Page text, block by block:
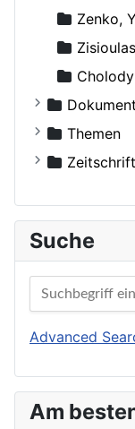
Zenko,
Russische
Russische
Themen
Beziehung
Exegese
Feste
Der
DOM
Orthodoxie
Stimme
Suche
Advanced
Am